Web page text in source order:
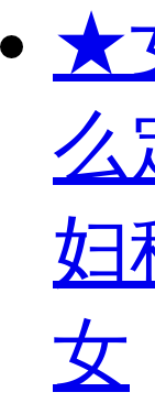
★
么
妇
女